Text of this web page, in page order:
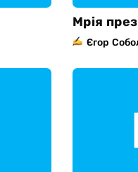
Мрія
Єгор